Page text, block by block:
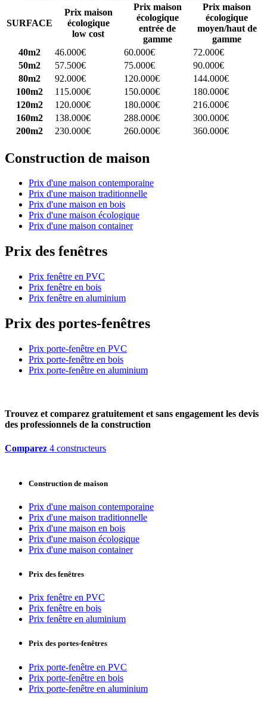
SURFACE
Prix maison
écologique
low cost
Prix maison
écologique
entrée de
gamme
Prix maison
écologique
moyen/haut de
gamme
40m2
46.000€ 60.000€
72.000€
50m2
57.500€ 75.000€
90.000€
80m2
92.000€ 120.000€
144.000€
100m2
115.000€ 150.000€
180.000€
120m2
120.000€ 180.000€
216.000€
160m2
138.000€ 288.000€
300.000€
200m2
230.000€ 260.000€ 360.000€
Construction de maison
Prix d'une maison contemporaine
Prix d'une maison traditionnelle
Prix d'une maison en bois
Prix d'une maison écologique
Prix d'une maison container
Prix des fenêtres
Prix fenêtre en PVC
Prix fenêtre en bois
Prix fenêtre en aluminium
Prix des portes-fenêtres
Prix porte-fenêtre en PVC
Prix porte-fenêtre en bois
Prix porte-fenêtre en aluminium
Trouvez et comparez gratuitement et sans engagement les devis
des professionnels de la construction
Comparez 4 constructeurs
Construction de maison
Prix d'une maison contemporaine
Prix d'une maison traditionnelle
Prix d'une maison en bois
Prix d'une maison écologique
Prix d'une maison container
Prix des fenêtres
Prix fenêtre en PVC
Prix fenêtre en bois
Prix fenêtre en aluminium
Prix des portes-fenêtres
Prix porte-fenêtre en PVC
Prix porte-fenêtre en bois
Prix porte-fenêtre en aluminium